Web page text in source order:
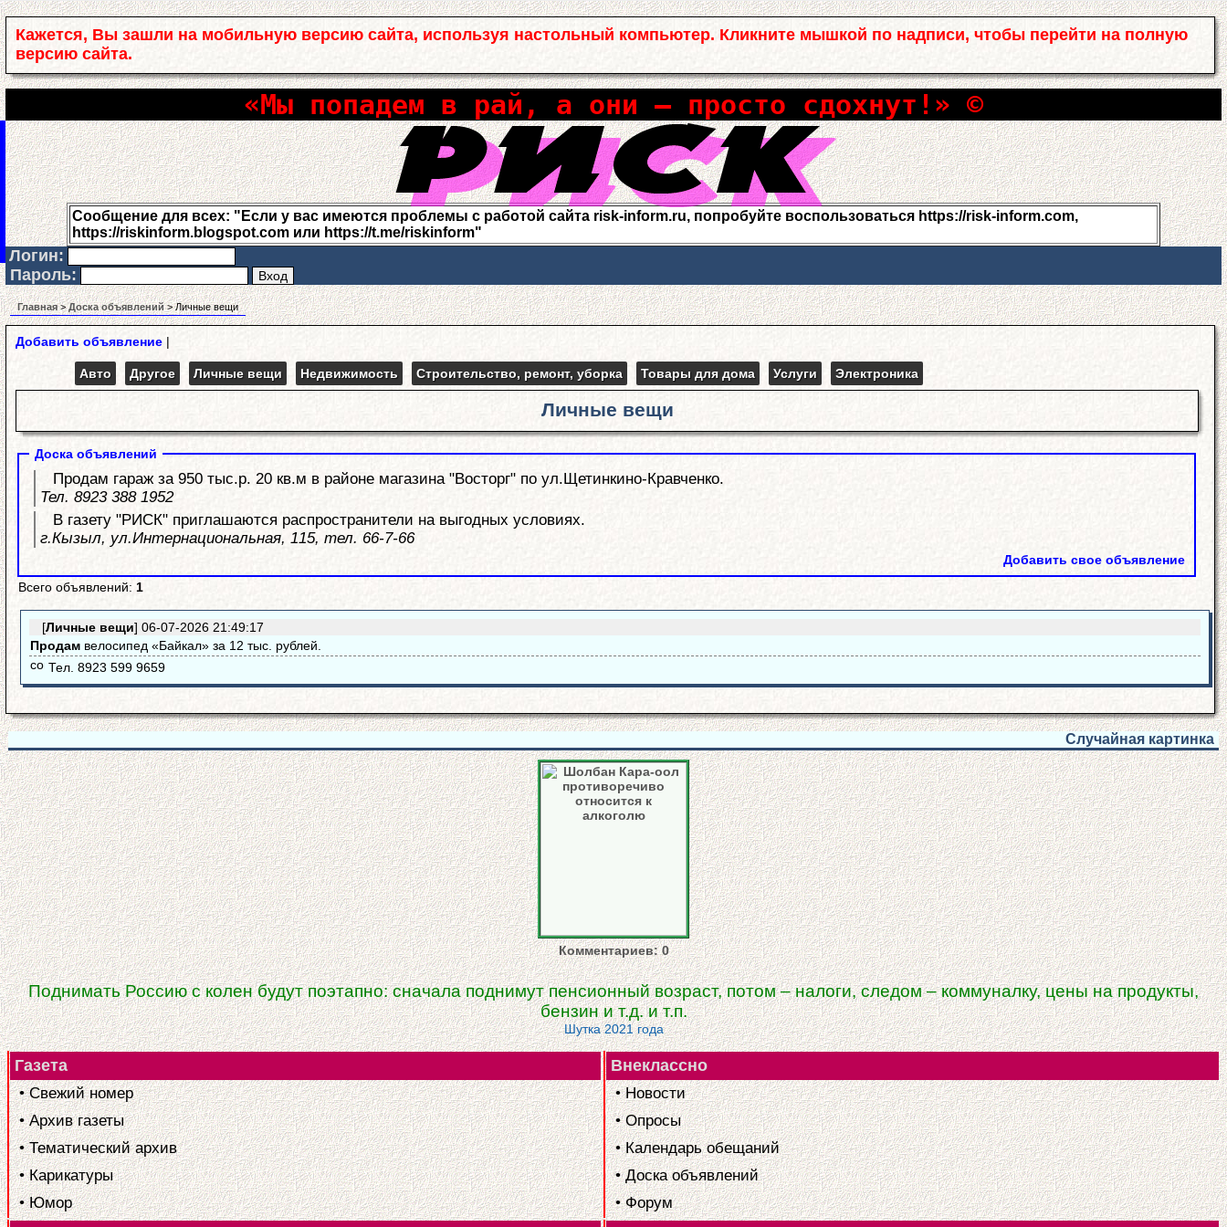
Кажется, Вы зашли на мобильную версию сайта, используя настольный компьютер. Кликните мышкой по надписи, чтобы перейти на полную
версию сайта.
«Мы попадем в рай, а они – просто сдохнут!» ©
Сообщение для всех: "Если у вас имеются проблемы с работой сайта risk-inform.ru, попробуйте воспользоваться https://risk-inform.com,
https://riskinform.blogspot.com или https://t.me/riskinform"
Логин:
Пароль:
Главная>Доска объявлений> Личные вещи
Добавить объявление |
Авто Другое Личные вещи Недвижимость Строительство, ремонт, уборка Товары для дома Услуги Электроника
Личные вещи
Доска объявлений
Продам гараж за 950 тыс.р. 20 кв.м в районе магазина "Восторг" по ул.Щетинкино-Кравченко.
Тел. 8923 388 1952
В газету "РИСК" приглашаются распространители на выгодных условиях.
г.Кызыл, ул.Интернациональная, 115, тел. 66-7-66
Добавить свое объявление
Всего объявлений: 1
[Личные вещи] 06-07-2026 21:49:17
Продам велосипед «Байкал» за 12 тыс. рублей.
Тел. 8923 599 9659
Случайная картинка
Комментариев: 0
Поднимать Россию с колен будут поэтапно: сначала поднимут пенсионный возраст, потом – налоги, следом – коммуналку, цены на продукты,
бензин и т.д. и т.п.
Шутка 2021 года
Газета
• Свежий номер
• Архив газеты
• Тематический архив
• Карикатуры
• Юмор
Внеклассно
• Новости
• Опросы
• Календарь обещаний
• Доска объявлений
• Форум